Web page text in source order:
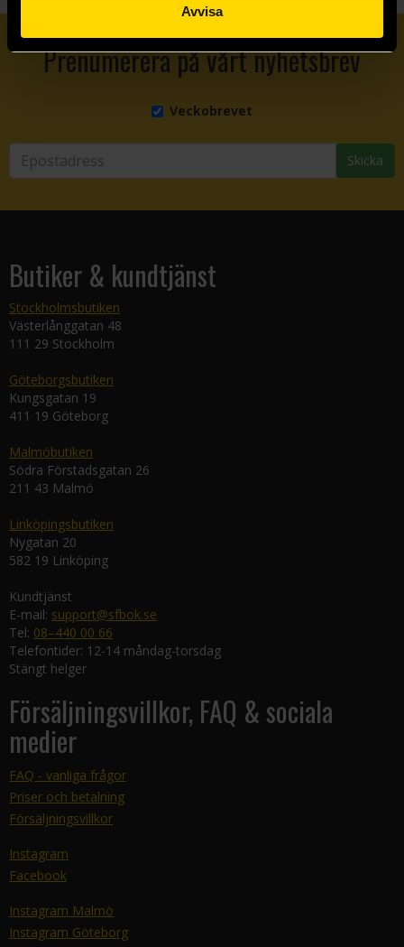
Avvisa
Prenumerera på vårt nyhetsbrev
Veckobrevet
Skicka
Butiker & kundtjänst
Stockholmsbutiken
Västerlånggatan 48
111 29 Stockholm
Göteborgsbutiken
Kungsgatan 19
411 19 Göteborg
Malmöbutiken
Södra Förstadsgatan 26
211 43 Malmö
Linköpingsbutiken
Nygatan 20
582 19 Linköping
Kundtjänst
E-mail: support@sfbok.se
Tel: 08–440 00 66
Telefontider: 12-14 måndag-torsdag
Stängt helger
Försäljningsvillkor, FAQ & sociala
medier
FAQ - vanliga frågor
Priser och betalning
Försäljningsvillkor
Instagram
Facebook
Instagram Malmö
Instagram Göteborg